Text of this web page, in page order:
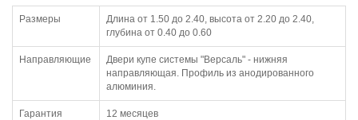
Размеры
Длина от 1.50 до 2.40, высота от 2.20 до 2.40,
глубина от 0.40 до 0.60
Направляющие
Двери купе системы "Версаль" - нижняя
направляющая. Профиль из анодированного
алюминия.
Гарантия 12 месяцев